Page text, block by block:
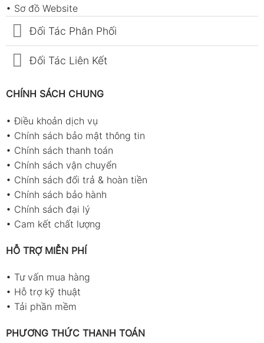
• Sơ đồ Website
Đối Tác Phân Phối
Đối Tác Liên Kết
CHÍNH SÁCH CHUNG
•Điều khoản dịch vụ
• Chính sách bảo mật thông tin
• Chính sách thanh toán
• Chính sách vận chuyển
• Chính sách đổi trả & hoàn tiền
• Chính sách bảo hành
• Chính sách đại lý
• Cam kết chất lượng
HỖ TRỢ MIỄN PHÍ
• Tư vấn mua hàng
• Hỗ trợ kỹ thuật
• Tải phần mềm
PHƯƠNG THỨC THANH TOÁN